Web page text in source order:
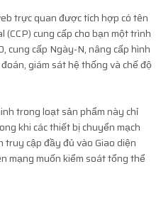
trực quan được tích hợp có tên
cung cấp cho bạn một trình
cung cấp Ngày-N, nâng cấp hình
giám sát hệ thống và chế độ
trong loạt sản phẩm này chỉ
khi các thiết bị chuyển mạch
cập đầy đủ vào Giao diện
mạng muốn kiểm soát tổng thể